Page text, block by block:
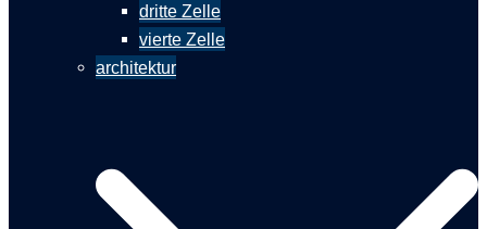
dritte Zelle
vierte Zelle
architektur